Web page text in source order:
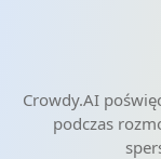
Crowdy.AI
podczas